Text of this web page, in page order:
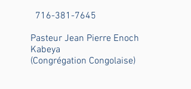
716-381-7645
Pasteur Jean Pierre Enoch
Kabeya
(Congrégation Congolaise)